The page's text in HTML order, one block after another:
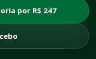
por R$ 247